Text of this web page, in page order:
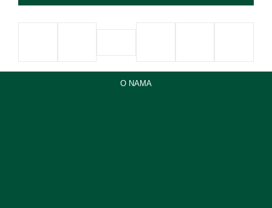
O NAMA